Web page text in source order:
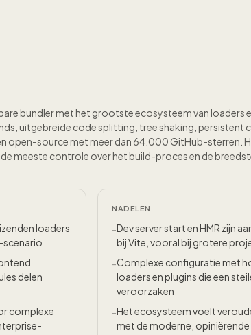
bundler met het grootste ecosysteem van loaders
uitgebreide code splitting, tree shaking, persistent
open-source met meer dan 64.000 GitHub-sterren.
meeste controle over het build-proces en de
loaders
scenario
delen
complexe
NADELEN
-Dev server start en HMR zijn
bij Vite, vooral bij grotere
-Complexe configuratie met
loaders en plugins die een
veroorzaken
-Het ecosysteem voelt
met de moderne, opiniërende